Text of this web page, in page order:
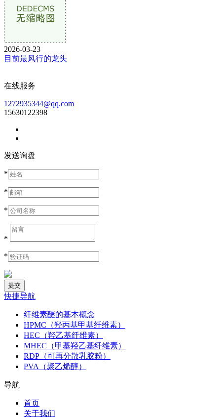
2026-03-23
目前最风行的龙头
在线服务
1272935344@qq.com
15630122398
发送询盘
*
*
*
*
*
快捷导航
纤维素醚的基本概念
HPMC（羟丙基甲基纤维素）
HEC（羟乙基纤维素）
MHEC（甲基羟乙基纤维素）
RDP（可再分散乳胶粉）
PVA（聚乙烯醇）
导航
首页
关于我们